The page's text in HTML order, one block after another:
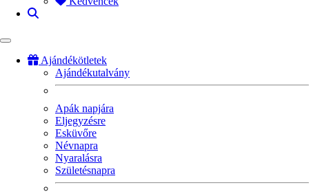
Ajándékötletek
Ajándékutalvány
Apák napjára
Eljegyzésre
Esküvőre
Névnapra
Nyaralásra
Születésnapra